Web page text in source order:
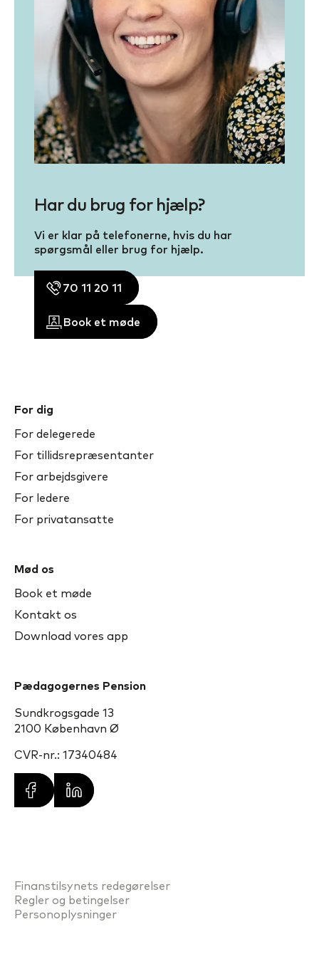
Har du brug for hjælp?
Vi er klar på telefonerne, hvis du har
spørgsmål eller brug for hjælp.
70 11 20 11
Book et møde
For dig
For delegerede
For tillidsrepræsentanter
For arbejdsgivere
For ledere
For privatansatte
Mød os
Book et møde
Kontakt os
Download vores app
Pædagogernes Pension
Sundkrogsgade 13
2100 København Ø
CVR-nr.: 17340484
Finanstilsynets redegørelser
Regler og betingelser
Personoplysninger